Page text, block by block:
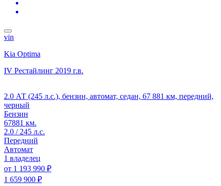
vin
Kia Optima
IV Рестайлинг 2019 г.в.
2.0 АТ (245 л.с.), бензин, автомат, седан, 67 881 км, передний,
черный
Бензин
67881 км.
2.0 / 245 л.с.
Передний
Автомат
1 владелец
от 1 193 990 ₽
1 659 900 ₽